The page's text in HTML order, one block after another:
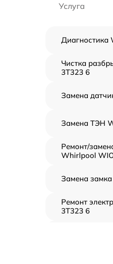
Услуга
Диагностика
Чистка
3T323 6
Замена
Замена ТЭН
Ремонт/
Whirlpool
Замена
Ремонт
3T323 6